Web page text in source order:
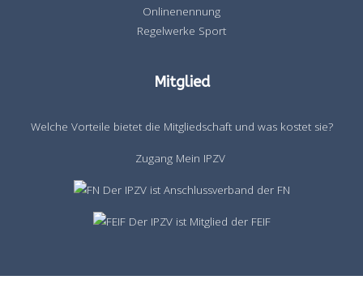
Onlinenennung
Regelwerke Sport
Mitglied
Welche Vorteile bietet die Mitgliedschaft und was kostet sie?
Zugang Mein IPZV
Der IPZV ist Anschlussverband der FN
Der IPZV ist Mitglied der FEIF